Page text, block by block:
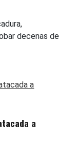
decenas de
a